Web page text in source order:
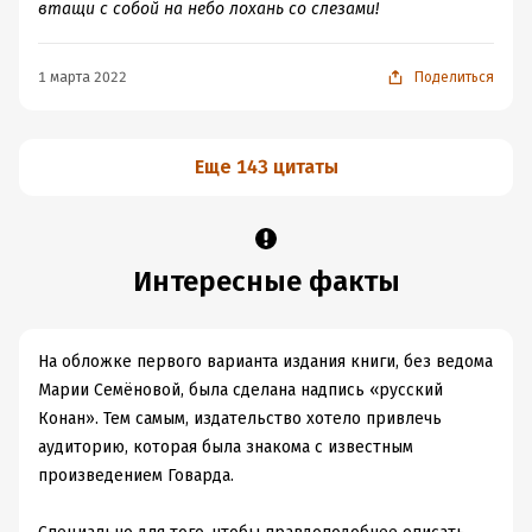
втащи с собой на небо лохань со слезами!
1 марта 2022 Поделиться
Еще 143 цитаты
Интересные факты
На обложке первого варианта издания книги, без ведома
Марии Семёновой, была сделана надпись «русский
Конан». Тем самым, издательство хотело привлечь
аудиторию, которая была знакома с известным
произведением Говарда.